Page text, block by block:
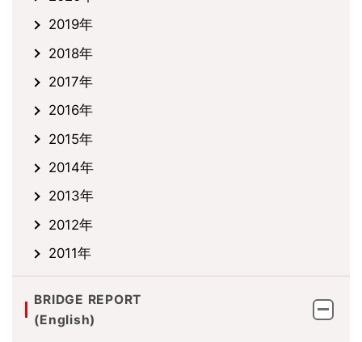
2019年
2018年
2017年
2016年
2015年
2014年
2013年
2012年
2011年
BRIDGE REPORT
(English)